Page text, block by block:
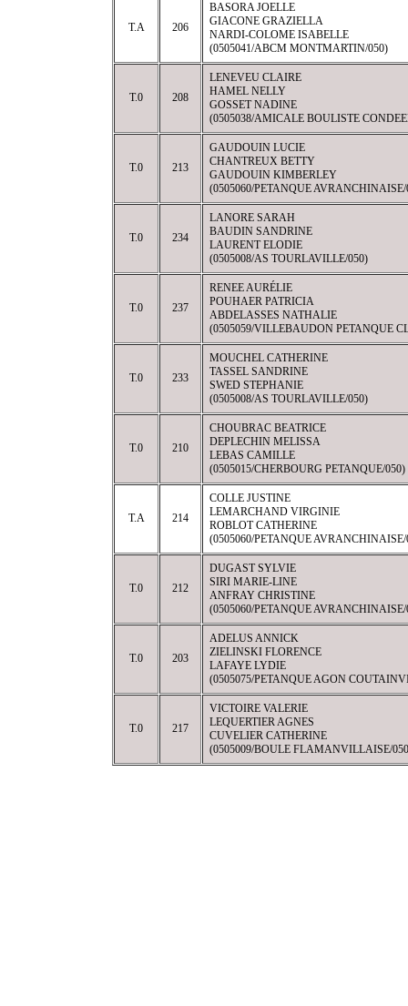
T.A 206
BASORA JOELLE
GIACONE GRAZIELLA
NARDI-COLOME ISABELLE
(0505041/ABCM MONTMARTIN/050)
T.0 208
LENEVEU CLAIRE
HAMEL NELLY
GOSSET NADINE
(0505038/AMICALE BOULISTE
T.0 213
GAUDOUIN LUCIE
CHANTREUX BETTY
GAUDOUIN KIMBERLEY
(0505060/PETANQUE AVRANCHINAISE/
T.0 234
LANORE SARAH
BAUDIN SANDRINE
LAURENT ELODIE
(0505008/AS TOURLAVILLE/050)
T.0 237
RENEE AURÉLIE
POUHAER PATRICIA
ABDELASSES NATHALIE
(0505059/VILLEBAUDON PETANQUE
T.0 233
MOUCHEL CATHERINE
TASSEL SANDRINE
SWED STEPHANIE
(0505008/AS TOURLAVILLE/050)
T.0 210
CHOUBRAC BEATRICE
DEPLECHIN MELISSA
LEBAS CAMILLE
(0505015/CHERBOURG PETANQUE/050)
T.A 214
COLLE JUSTINE
LEMARCHAND VIRGINIE
ROBLOT CATHERINE
(0505060/PETANQUE AVRANCHINAISE/
T.0 212
DUGAST SYLVIE
SIRI MARIE-LINE
ANFRAY CHRISTINE
(0505060/PETANQUE AVRANCHINAISE/
T.0 203
ADELUS ANNICK
ZIELINSKI FLORENCE
LAFAYE LYDIE
(0505075/PETANQUE AGON
T.0 217
VICTOIRE VALERIE
LEQUERTIER AGNES
CUVELIER CATHERINE
(0505009/BOULE FLAMANVILLAISE/